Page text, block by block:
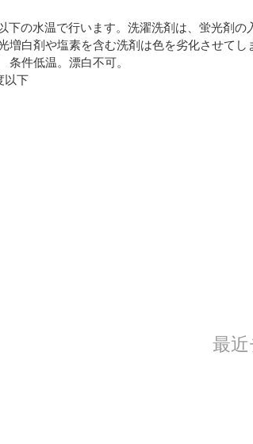
下の水温で行います。洗濯洗剤は、蛍光剤の
増白剤や塩素を含む洗剤は色を劣化させてし
件低温。漂白不可。
以下
最